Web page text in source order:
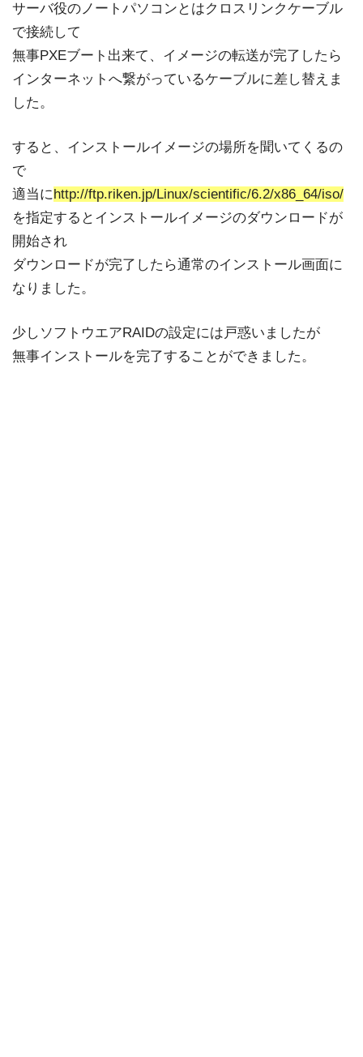
サーバ役のノートパソコンとはクロスリンクケーブル
で接続して
無事PXEブート出来て、イメージの転送が完了したら
インターネットへ繋がっているケーブルに差し替えま
した。
すると、インストールイメージの場所を聞いてくるの
で
適当にhttp://ftp.riken.jp/Linux/scientific/6.2/x86_64/iso/
を指定するとインストールイメージのダウンロードが
開始され
ダウンロードが完了したら通常のインストール画面に
なりました。
少しソフトウエアRAIDの設定には戸惑いましたが
無事インストールを完了することができました。